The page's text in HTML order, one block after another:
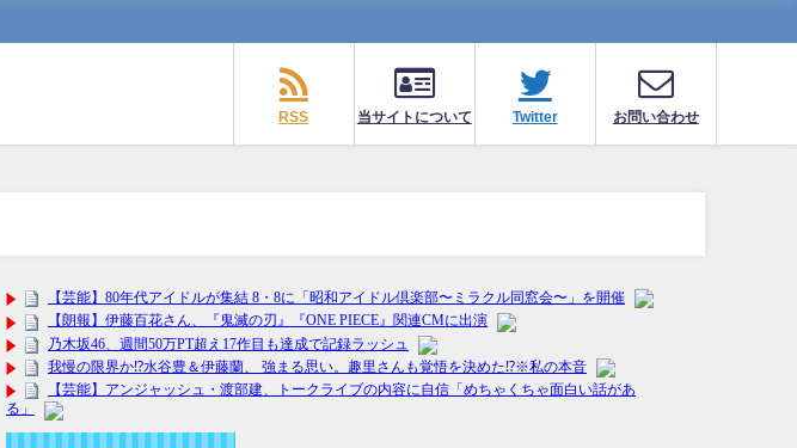
RSS 当サイトについて Twitter お問い合わせ